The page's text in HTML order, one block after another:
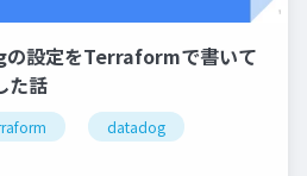
設定をTerraformで書いて
た話
datadog